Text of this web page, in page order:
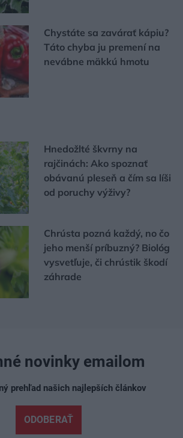
Chystáte sa zavárať kápiu?
Táto chyba ju premení na
nevábne mäkkú hmotu
Hnedožlté škvrny na
rajčinách: Ako spoznať
obávanú pleseň a čím sa líši
od poruchy výživy?
Chrústa pozná každý, no čo
jeho menší príbuzný? Biológ
vysvetľuje, či chrústik škodí
záhrade
novinky emailom
prehľad našich najlepších článkov
ODOBERAŤ